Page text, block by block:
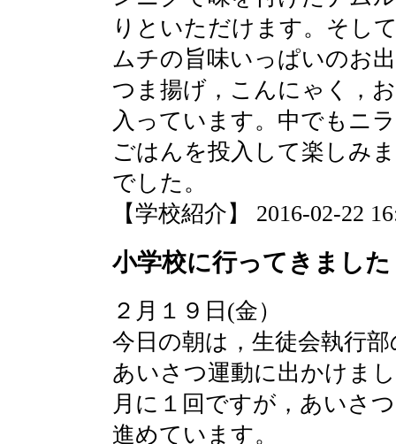
りといただけます。そし
ムチの旨味いっぱいのお
つま揚げ，こんにゃく，
入っています。中でもニ
ごはんを投入して楽しみ
でした。
【学校紹介】 2016-02-22
小学校に行ってきました
２月１９日(金）
今日の朝は，生徒会執行
あいさつ運動に出かけま
月に１回ですが，あいさ
進めています。